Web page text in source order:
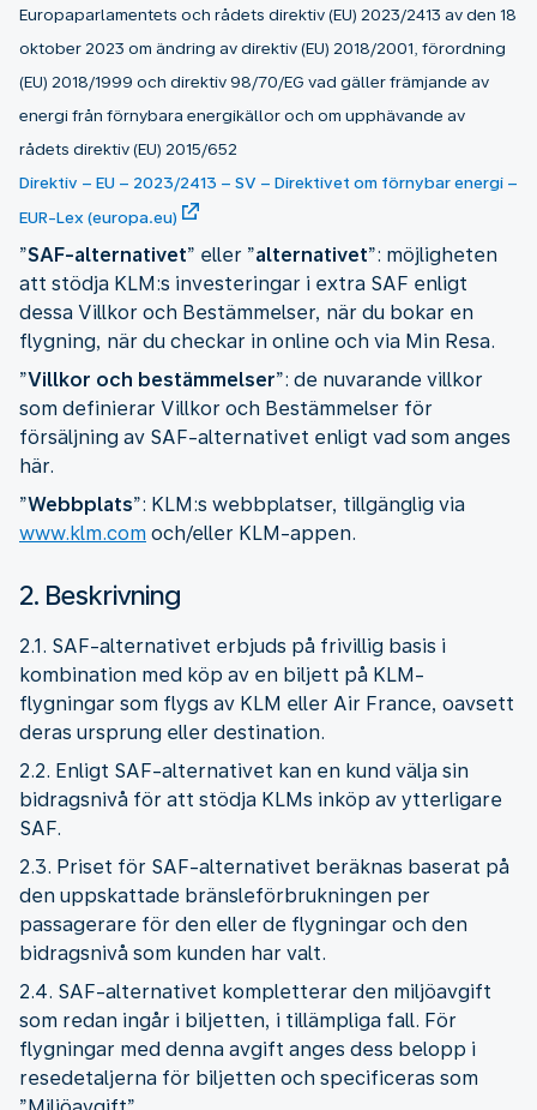
Europaparlamentets och rådets direktiv (EU) 2023/2413 av den 18
oktober 2023 om ändring av direktiv (EU) 2018/2001, förordning
(EU) 2018/1999 och direktiv 98/70/EG vad gäller främjande av
energi från förnybara energikällor och om upphävande av
rådets direktiv (EU) 2015/652
Direktiv – EU – 2023/2413 – SV – Direktivet om förnybar energi –
EUR-Lex (europa.eu)
”SAF-alternativet” eller ”alternativet”: möjligheten
att stödja KLM:s investeringar i extra SAF enligt
dessa Villkor och Bestämmelser, när du bokar en
flygning, när du checkar in online och via Min Resa.
”Villkor och bestämmelser”: de nuvarande villkor
som definierar Villkor och Bestämmelser för
försäljning av SAF-alternativet enligt vad som anges
här.
”Webbplats”: KLM:s webbplatser, tillgänglig via
www.klm.com och/eller KLM-appen.
2. Beskrivning
2.1. SAF-alternativet erbjuds på frivillig basis i
kombination med köp av en biljett på KLM-
flygningar som flygs av KLM eller Air France, oavsett
deras ursprung eller destination.
2.2. Enligt SAF-alternativet kan en kund välja sin
bidragsnivå för att stödja KLMs inköp av ytterligare
SAF.
2.3. Priset för SAF-alternativet beräknas baserat på
den uppskattade bränsleförbrukningen per
passagerare för den eller de flygningar och den
bidragsnivå som kunden har valt.
2.4. SAF-alternativet kompletterar den miljöavgift
som redan ingår i biljetten, i tillämpliga fall. För
flygningar med denna avgift anges dess belopp i
resedetaljerna för biljetten och specificeras som